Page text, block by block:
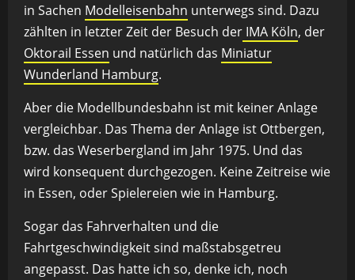
in Sachen Modelleisenbahn unterwegs sind. Dazu
zählten in letzter Zeit der Besuch der IMA Köln, der
Oktorail Essen und natürlich das Miniatur
Wunderland Hamburg.
Aber die Modellbundesbahn ist mit keiner Anlage
vergleichbar. Das Thema der Anlage ist Ottbergen,
bzw. das Weserbergland im Jahr 1975. Und das
wird konsequent durchgezogen. Keine Zeitreise wie
in Essen, oder Spielereien wie in Hamburg.
Sogar das Fahrverhalten und die
Fahrtgeschwindigkeit sind maßstabsgetreu
angepasst. Das hatte ich so, denke ich, noch